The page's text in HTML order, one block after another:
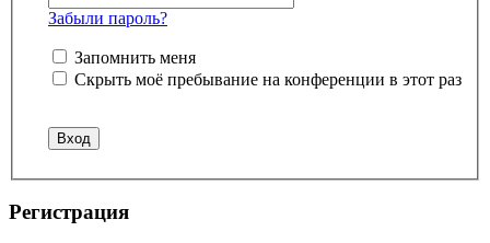
Забыли пароль?
Запомнить меня
Скрыть моё пребывание на конференции в этот раз
Регистрация